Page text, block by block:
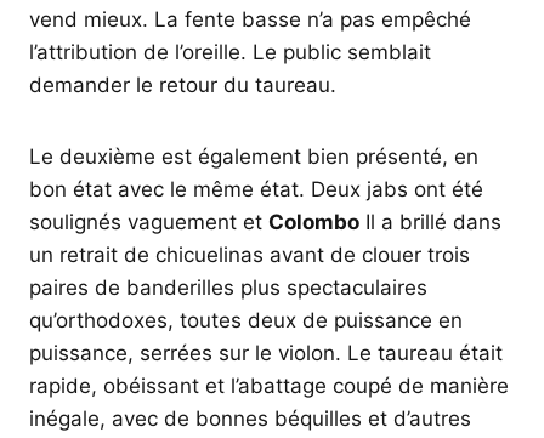
vend mieux. La fente basse n’a pas empêché
l’attribution de l’oreille. Le public semblait
demander le retour du taureau.
Le deuxième est également bien présenté, en
bon état avec le même état. Deux jabs ont été
soulignés vaguement et Colombo Il a brillé dans
un retrait de chicuelinas avant de clouer trois
paires de banderilles plus spectaculaires
qu’orthodoxes, toutes deux de puissance en
puissance, serrées sur le violon. Le taureau était
rapide, obéissant et l’abattage coupé de manière
inégale, avec de bonnes béquilles et d’autres